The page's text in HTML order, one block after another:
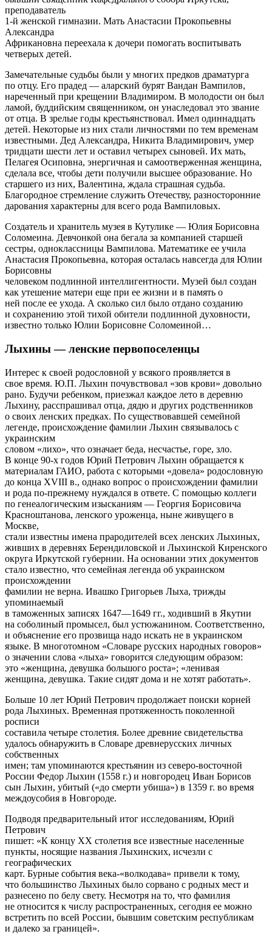
преподаватель
1-й женской гимназии. Мать Анастасии Прокопьевны
Александра
Африкановна переехала к дочери помогать воспитывать
четверых детей.
Замечательные судьбы были у многих предков драматурга
по отцу. Его прадед — аларский бурят Вандан Вампилов,
нареченный при крещении Владимиром. В молодости он был
ламой, буддийским священником, он унаследовал это звание
от отца. В зрелые годы крестьянствовал. Имел одиннадцать
детей. Некоторые из них стали личностями по тем временам
известными. Дед Александра, Никита Владимирович, умер
тридцати шести лет и оставил четырех сыновей. Их мать,
Пелагея Осиповна, энергичная и самоотверженная женщина,
сделала все, чтобы дети получили высшее образование. Но
старшего из них, Валентина, ждала страшная судьба.
Благородное стремление служить Отечеству, разносторонние
дарования характерны для всего рода Вампиловых.
Создатель и хранитель музея в Кутулике — Юлия Борисовна
Соломеина. Девчонкой она бегала за компанией старшей
сестры, одноклассницы Вампилова. Математике ее учила
Анастасия Прокопьевна, которая осталась навсегда для Юлии
Борисовны
человеком подлинной интеллигентности. Музей был создан
как утешение матери еще при ее жизни и в память о
ней после ее ухода. А сколько сил было отдано созданию
и сохранению этой тихой обители подлинной духовности,
известно только Юлии Борисовне Соломеиной…
Лыхины — ленские первопоселенцы
Интерес к своей родословной у всякого проявляется в
свое время. Ю.П. Лыхин почувствовал «зов крови» довольно
рано. Будучи ребенком, приезжал каждое лето в деревню
Лыхину, расспрашивал отца, дядю и других родственников
о своих ленских предках. По существовавшей семейной
легенде, происхождение фамилии Лыхин связывалось с
украинским
словом «лихо», что означает беда, несчастье, горе, зло.
В конце 90-х годов Юрий Петрович Лыхин обращается к
материалам ГАИО, работа с которыми «довела» родословную
до конца XVIII в., однако вопрос о происхождении фамилии
и рода по-прежнему нуждался в ответе. С помощью коллеги
по генеалогическим изысканиям — Георгия Борисовича
Красноштанова, ленского уроженца, ныне живущего в
Москве,
стали известны имена прародителей всех ленских Лыхиных,
живших в деревнях Берендиловской и Лыхинской Киренского
округа Иркутской губернии. На основании этих документов
стало известно, что семейная легенда об украинском
происхождении
фамилии не верна. Ивашко Григорьев Лыха, трижды
упоминаемый
в таможенных записях 1647—1649 гг., ходивший в Якутии
на соболиный промысел, был устюжанином. Соответственно,
и объяснение его прозвища надо искать не в украинском
языке. В многотомном «Словаре русских народных говоров»
о значении слова «лыха» говорится следующим образом:
это «женщина, девушка большого роста»; «ленивая
женщина, девушка. Такие сидят дома и не хотят работать».
Больше 10 лет Юрий Петрович продолжает поиски корней
рода Лыхиных. Временная протяженность поколенной
росписи
составила четыре столетия. Более древние свидетельства
удалось обнаружить в Словаре древнерусских личных
собственных
имен; там упоминаются крестьянин из северо-восточной
России Федор Лыхин (1558 г.) и новгородец Иван Борисов
сын Лыхин, убитый («до смерти убиша») в 1359 г. во время
междоусобия в Новгороде.
Подводя предварительный итог исследованиям, Юрий
Петрович
пишет: «К концу XX столетия все известные населенные
пункты, носящие названия Лыхинских, исчезли с
географических
карт. Бурные события века-«волкодава» привели к тому,
что большинство Лыхиных было сорвано с родных мест и
разнесено по белу свету. Несмотря на то, что фамилия
не относится к числу распространенных, сегодня ее можно
встретить по всей России, бывшим советским республикам
и далеко за границей».